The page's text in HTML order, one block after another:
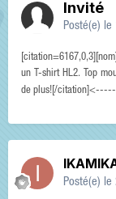
Invité
Posté(e) le
un T-shirt HL2. Top
de plus![/
Posté(e) le